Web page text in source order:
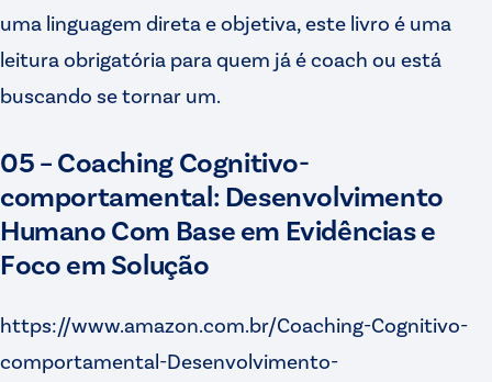
uma linguagem direta e objetiva, este livro é uma
leitura obrigatória para quem já é coach ou está
buscando se tornar um.
05 – Coaching Cognitivo-
comportamental: Desenvolvimento
Humano Com Base em Evidências e
Foco em Solução
https://www.amazon.com.br/Coaching-Cognitivo-
comportamental-Desenvolvimento-